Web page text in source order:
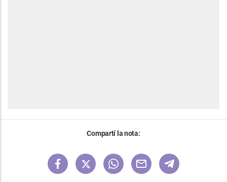
Compartí la nota: